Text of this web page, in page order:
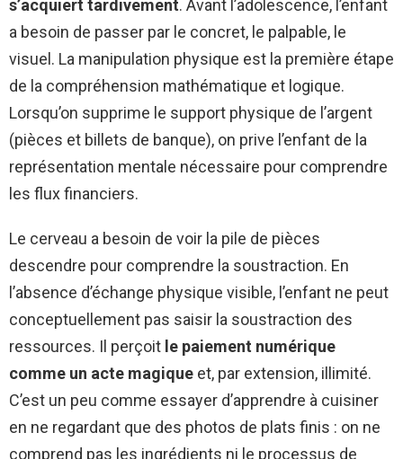
s’acquiert tardivement. Avant l’adolescence, l’enfant
a besoin de passer par le concret, le palpable, le
visuel. La manipulation physique est la première étape
de la compréhension mathématique et logique.
Lorsqu’on supprime le support physique de l’argent
(pièces et billets de banque), on prive l’enfant de la
représentation mentale nécessaire pour comprendre
les flux financiers.
Le cerveau a besoin de voir la pile de pièces
descendre pour comprendre la soustraction. En
l’absence d’échange physique visible, l’enfant ne peut
conceptuellement pas saisir la soustraction des
ressources. Il perçoit le paiement numérique
comme un acte magique et, par extension, illimité.
C’est un peu comme essayer d’apprendre à cuisiner
en ne regardant que des photos de plats finis : on ne
comprend pas les ingrédients ni le processus de